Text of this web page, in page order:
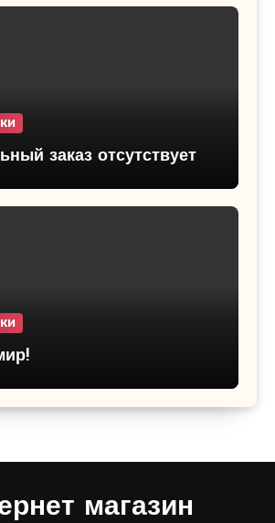
заказ отсутствует
магазин